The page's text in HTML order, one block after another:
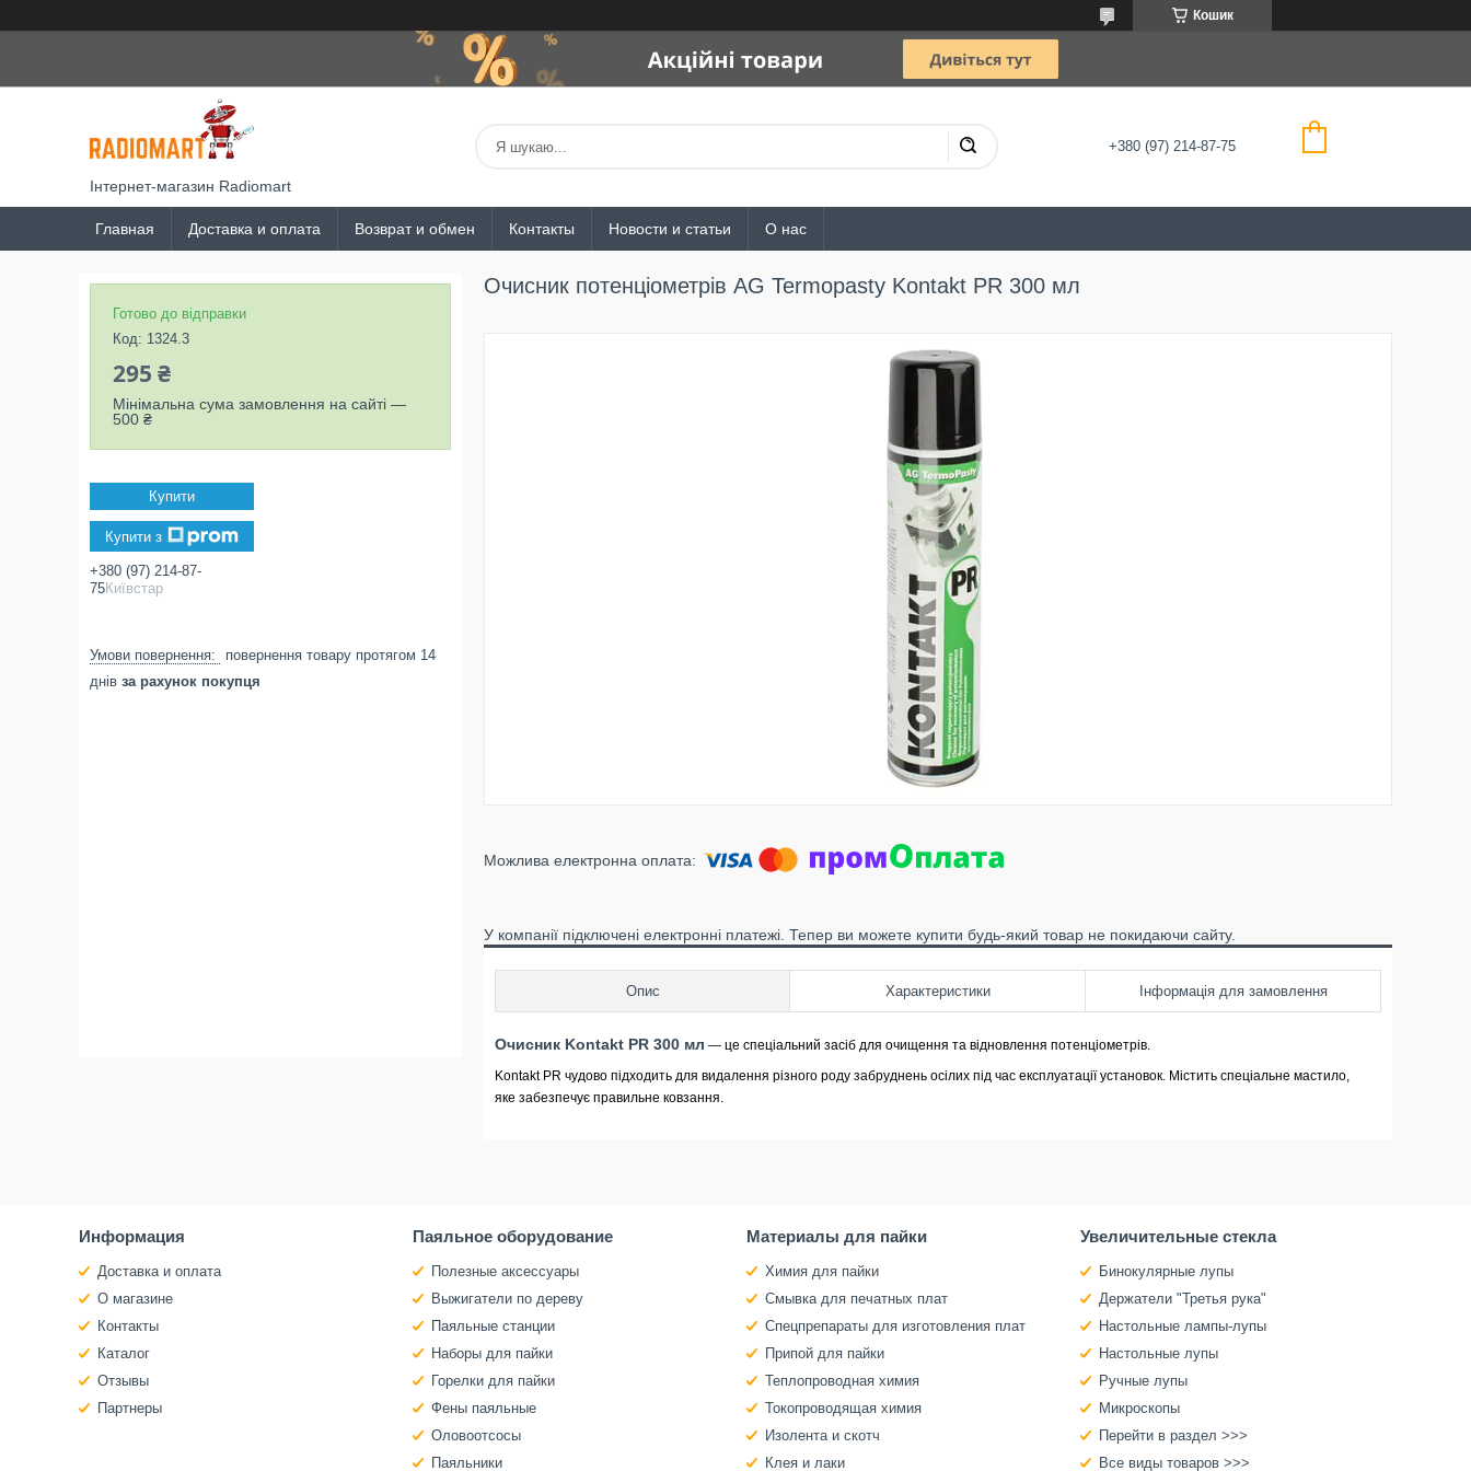
Кошик
Інтернет-магазин Radiomart
+380 (97) 214-87-75
Главная Доставка и оплата Возврат и обмен Контакты Новости и статьи О нас
Очисник потенціометрів AG Termopasty Kontakt PR 300 мл
У компанії підключені електронні платежі. Тепер ви можете купити будь-який товар не покидаючи сайту.
Опис Характеристики Інформація для замовлення
Очисник Kontakt PR 300 мл — це спеціальний засіб для очищення та відновлення потенціометрів.
Kontakt PR чудово підходить для видалення різного роду забруднень осілих під час експлуатації установок. Містить спеціальне мастило,
яке забезпечує правильне ковзання.
Готово до відправки
Код: 1324.3
295 ₴
Мінімальна сума замовлення на сайті —
500 ₴
Купити
Купити з
+380 (97) 214-87-
75Київстар
повернення товару протягом 14
днів за рахунок покупця
Информация
Доставка и оплата
О магазине
Контакты
Каталог
Отзывы
Партнеры
Паяльное оборудование
Полезные аксессуары
Выжигатели по дереву
Паяльные станции
Наборы для пайки
Горелки для пайки
Фены паяльные
Оловоотсосы
Паяльники
Материалы для пайки
Химия для пайки
Смывка для печатных плат
Спецпрепараты для изготовления плат
Припой для пайки
Теплопроводная химия
Токопроводящая химия
Изолента и скотч
Клея и лаки
Увеличительные стекла
Бинокулярные лупы
Держатели "Третья рука"
Настольные лампы-лупы
Настольные лупы
Ручные лупы
Микроскопы
Перейти в раздел >>>
Все виды товаров >>>